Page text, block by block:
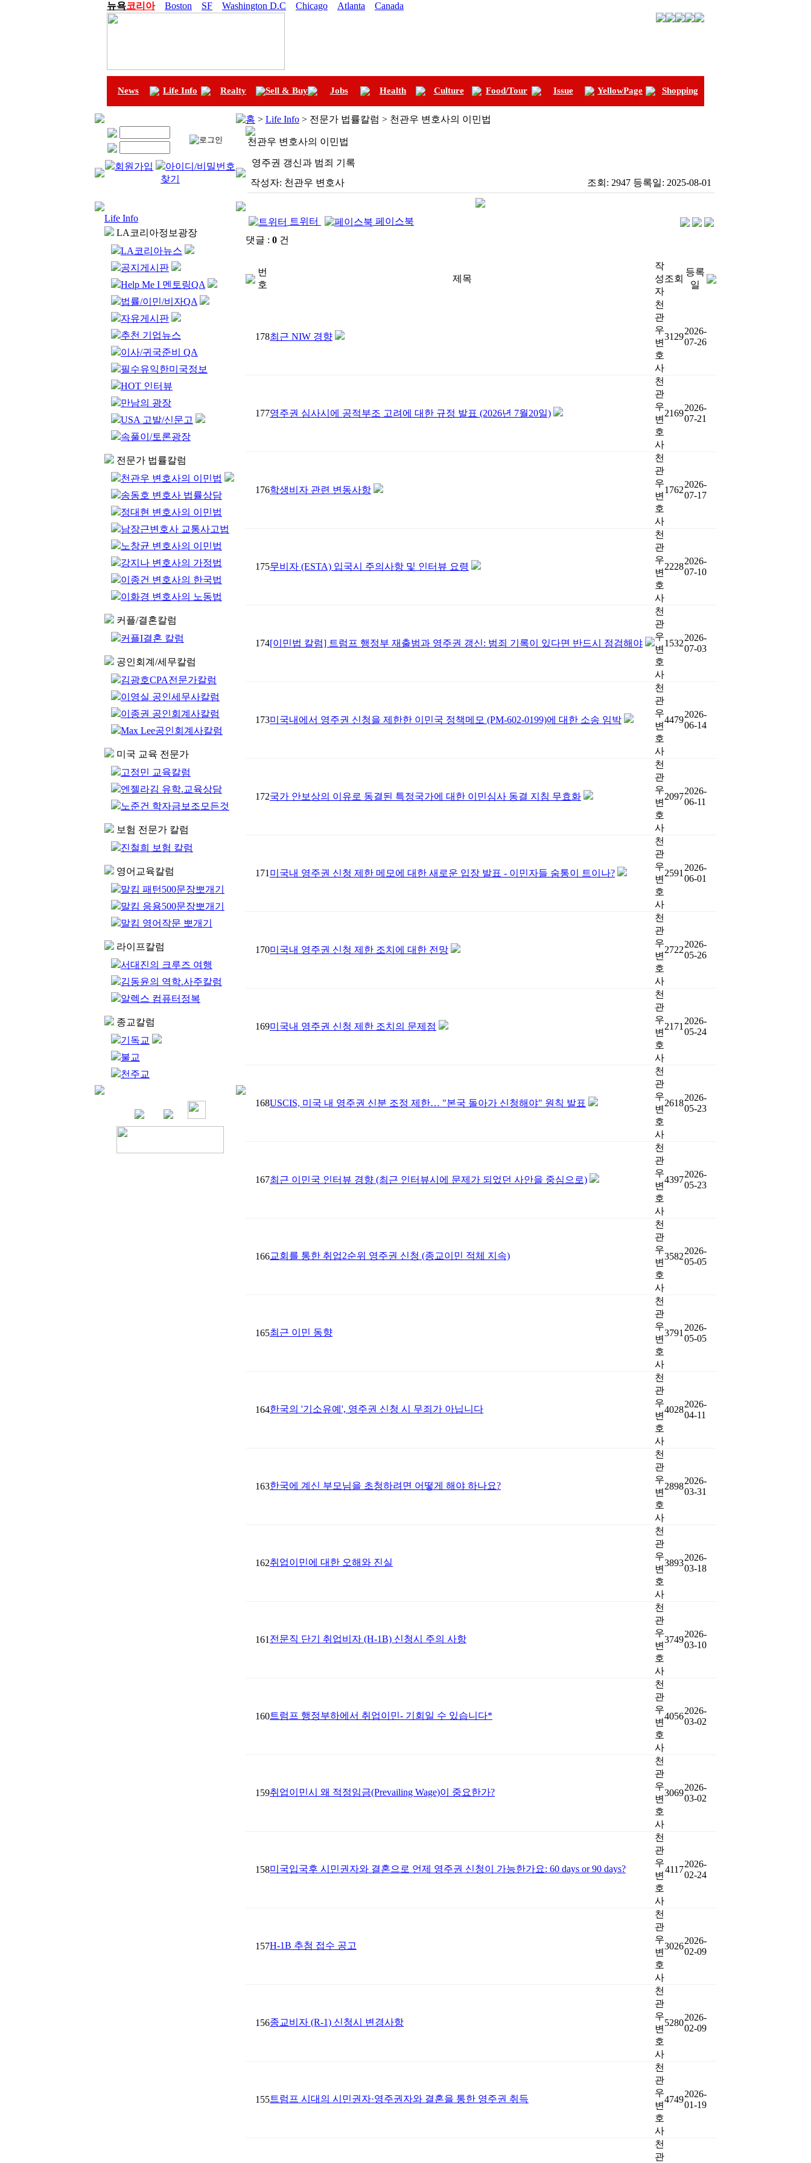
뉴욕코리아 Boston SF Washington D.C Chicago Atlanta Canada
News Life Info Realty Sell & Buy Jobs Health Culture Food/Tour Issue YellowPage Shopping
회원가입
아이디/비밀번호
찾기
Life Info
LA코리아정보광장
LA코리아뉴스
공지게시판
Help Me I 멘토링QA
법률/이민/비자QA
자유게시판
추천 기업뉴스
이사/귀국준비 QA
필수유익한미국정보
HOT 인터뷰
만남의 광장
USA 고발/신문고
속풀이/토론광장
전문가 법률칼럼
천관우 변호사의 이민법
송동호 변호사 법률상담
정대현 변호사의 이민법
남장근변호사 교통사고법
노창균 변호사의 이민법
강지나 변호사의 가정법
이종건 변호사의 한국법
이화경 변호사의 노동법
커플/결혼칼럼
커플I결혼 칼럼
공인회계/세무칼럼
김광호CPA전문가칼럼
이영실 공인세무사칼럼
이종권 공인회계사칼럼
Max Lee공인회계사칼럼
미국 교육 전문가
고정민 교육칼럼
엔젤라김 유학.교육상담
노준건 학자금보조모든것
보험 전문가 칼럼
진철희 보험 칼럼
영어교육칼럼
말킴 패턴500문장뽀개기
말킴 응용500문장뽀개기
말킴 영어작문 뽀개기
라이프칼럼
서대진의 크루즈 여행
김동윤의 역학.사주칼럼
알렉스 컴퓨터정복
종교칼럼
기독교
불교
천주교
홈 > Life Info > 전문가 법률칼럼 > 천관우 변호사의 이민법
천관우 변호사의 이민법
영주권 갱신과 범죄 기록
작성자: 천관우 변호사 조회: 2947 등록일: 2025-08-01
트위터
페이스북
댓글 : 0 건
번
호
제목
작
성
자
조회
등록
일
178최근 NIW 경향
천
관
우
변
호
사
3129
2026-
07-26
177영주권 심사시에 공적부조 고려에 대한 규정 발표 (2026년 7월20일)
천
관
우
변
호
사
2169
2026-
07-21
176학생비자 관련 변동사항
천
관
우
변
호
사
1762
2026-
07-17
175무비자 (ESTA) 입국시 주의사항 및 인터뷰 요령
천
관
우
변
호
사
2228
2026-
07-10
174[이민법 칼럼] 트럼프 행정부 재출범과 영주권 갱신: 범죄 기록이 있다면 반드시 점검해야
천
관
우
변
호
사
1532
2026-
07-03
173미국내에서 영주권 신청을 제한한 이민국 정책메모 (PM-602-0199)에 대한 소송 임박
천
관
우
변
호
사
4479
2026-
06-14
172국가 안보상의 이유로 동결된 특정국가에 대한 이민심사 동결 지침 무효화
천
관
우
변
호
사
2097
2026-
06-11
171 미국내 영주권 신청 제한 메모에 대한 새로운 입장 발표 - 이민자들 숨통이 트이나?
천
관
우
변
호
사
2591
2026-
06-01
170미국내 영주권 신청 제한 조치에 대한 전망
천
관
우
변
호
사
2722
2026-
05-26
169미국내 영주권 신청 제한 조치의 문제점
천
관
우
변
호
사
2171
2026-
05-24
168USCIS, 미국 내 영주권 신분 조정 제한… "본국 돌아가 신청해야" 원칙 발표
천
관
우
변
호
사
2618
2026-
05-23
167최근 이민국 인터뷰 경향 (최근 인터뷰시에 문제가 되었던 사안을 중심으로)
천
관
우
변
호
사
4397
2026-
05-23
166교회를 통한 취업2순위 영주권 신청 (종교이민 적체 지속)
천
관
우
변
호
사
3582
2026-
05-05
165최근 이민 동향
천
관
우
변
호
사
3791
2026-
05-05
164한국의 '기소유예', 영주권 신청 시 무죄가 아닙니다
천
관
우
변
호
사
4028
2026-
04-11
163한국에 계신 부모님을 초청하려면 어떻게 해야 하나요?
천
관
우
변
호
사
2898
2026-
03-31
162취업이민에 대한 오해와 진실
천
관
우
변
호
사
3893
2026-
03-18
161 전문직 단기 취업비자 (H-1B) 신청시 주의 사항
천
관
우
변
호
사
3749
2026-
03-10
160트럼프 행정부하에서 취업이민- 기회일 수 있습니다*
천
관
우
변
호
사
4056
2026-
03-02
159취업이민시 왜 적정임금(Prevailing Wage)이 중요한가?
천
관
우
변
호
사
3069
2026-
03-02
158미국입국후 시민권자와 결혼으로 언제 영주권 신청이 가능한가요: 60 days or 90 days?
천
관
우
변
호
사
4117
2026-
02-24
157H-1B 추첨 접수 공고
천
관
우
변
호
사
3026
2026-
02-09
156종교비자 (R-1) 신청시 변경사항
천
관
우
변
호
사
5280
2026-
02-09
155트럼프 시대의 시민권자·영주권자와 결혼을 통한 영주권 취득
천
관
우
변
호
사
4749
2026-
01-19
천
관